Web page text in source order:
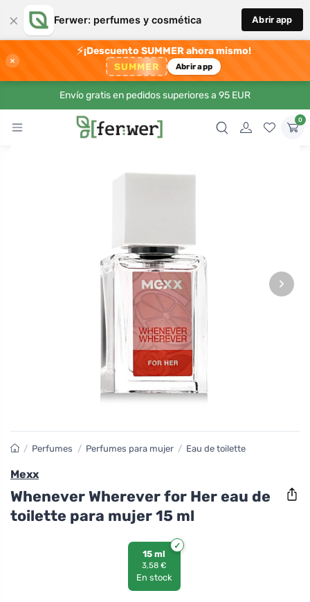
× Ferwer: perfumes y cosmética Abrir app
×
⚡¡Descuento SUMMER ahora mismo!
SUMMER Abrir app
Envío gratis en pedidos superiores a 95 EUR
0
›
/ Perfumes / Perfumes para mujer / Eau de toilette
Mexx
Whenever Wherever for Her eau de
toilette para mujer 15 ml
15 ml
3,58 €
En stock